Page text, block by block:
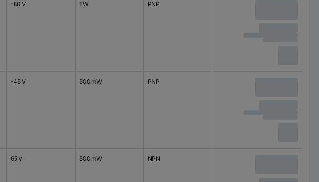
-80 V 1 W PNP
-45 V 500 mW PNP
65 V 500 mW NPN